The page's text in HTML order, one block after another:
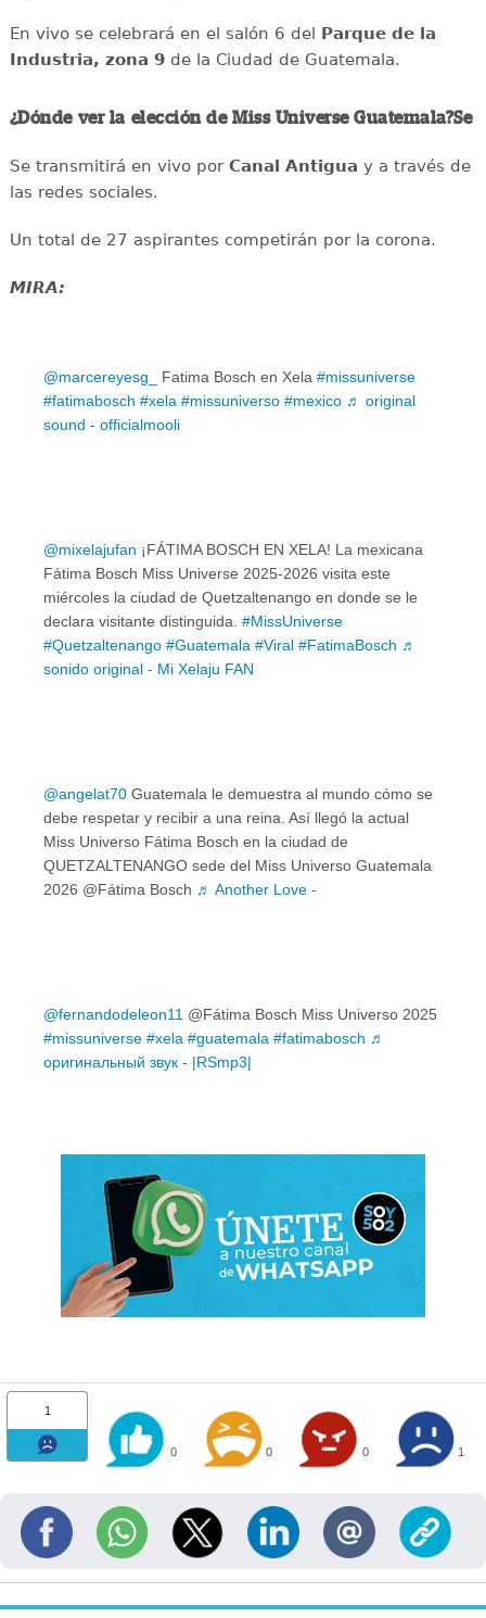
En vivo se celebrará en el salón 6 del Parque de la
Industria, zona 9de la Ciudad de Guatemala.
¿Dónde ver la elección de Miss Universe Guatemala?Se
Se transmitirá en vivo porCanal Antigua y a través de
las redes sociales.
Un total de 27 aspirantes competirán por la corona.
MIRA:
@marcereyesg_ Fatima Bosch en Xela #missuniverse
#fatimabosch #xela #missuniverso #mexico ♬ original
sound - officialmooli
@mixelajufan ¡FÁTIMA BOSCH EN XELA! La mexicana
Fátima Bosch Miss Universe 2025-2026 visita este
miércoles la ciudad de Quetzaltenango en donde se le
declara visitante distinguida. #MissUniverse
#Quetzaltenango #Guatemala #Viral #FatimaBosch ♬
sonido original - Mi Xelaju FAN
@angelat70 Guatemala le demuestra al mundo cómo se
debe respetar y recibir a una reina. Así llegó la actual
Miss Universo Fátima Bosch en la ciudad de
QUETZALTENANGO sede del Miss Universo Guatemala
2026 @Fátima Bosch ♬ Another Love -
@fernandodeleon11 @Fátima Bosch Miss Universo 2025
#missuniverse #xela #guatemala #fatimabosch ♬
оригинальный звук - |RSmp3|
1
0 0 0 1